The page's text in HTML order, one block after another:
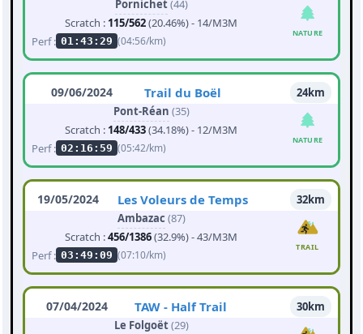
Pornichet(44)
Scratch : 115/562(20.46%) - 14/M3M
Perf : 01:43:29 (04:56/km)
NATURE
09/06/2024 Trail du Boël
24km
Pont-Réan (35)
Scratch : 148/433(34.18%) - 12/M3M
Perf : 02:16:59 (05:42/km)
NATURE
19/05/2024 Les Voleurs de Temps
32km
Ambazac (87)
Scratch :456/1386(32.9%) - 43/M3M
Perf : 03:49:09 (07:10/km)
TRAIL
07/04/2024 TAW - Half Trail
30km
Le Folgoët(29)